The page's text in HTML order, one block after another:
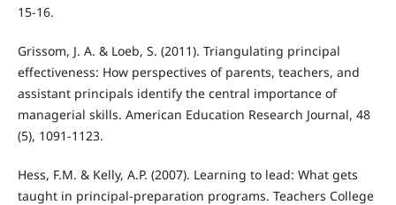
15-16.
Grissom, J. A. & Loeb, S. (2011). Triangulating principal
effectiveness: How perspectives of parents, teachers, and
assistant principals identify the central importance of
managerial skills. American Education Research Journal, 48
(5), 1091-1123.
Hess, F.M. & Kelly, A.P. (2007). Learning to lead: What gets
taught in principal-preparation programs. Teachers College